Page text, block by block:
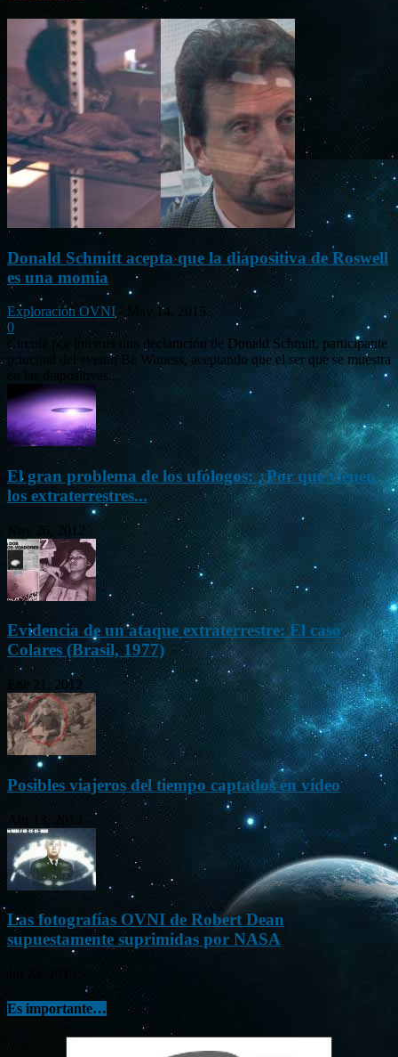
Donald Schmitt acepta que la diapositiva de Roswell
es una momia
Exploración OVNI
May 14, 2015
0
Circula por internet una declaración de Donald Schmitt, participante
principal del evento Be Witness, aceptando que el ser que se muestra
en las diapositivas...
El gran problema de los ufólogos: ¿Por qué vienen
los extraterrestres...
Nov 26, 2012
Evidencia de un ataque extraterrestre: El caso
Colares (Brasil, 1977)
Ene 21, 2012
Posibles viajeros del tiempo captados en vídeo
Abr 13, 2013
Las fotografías OVNI de Robert Dean
supuestamente suprimidas por NASA
Es importante…